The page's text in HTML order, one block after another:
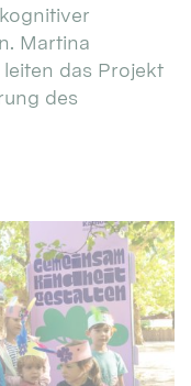
Martina
das Projekt
des